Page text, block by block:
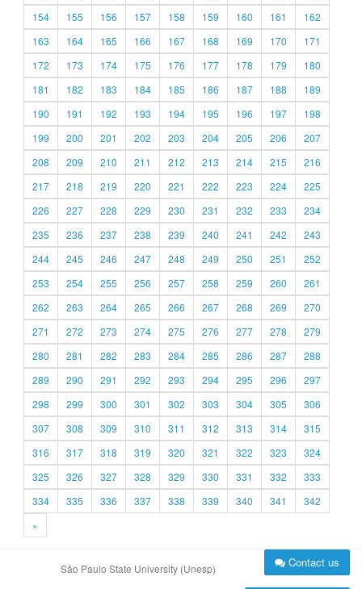
154
155 156 157 158 159 160 161
162
163
164 165 166 167 168 169 170
171
172
173 174 175 176 177 178 179
180
181
182 183 184 185 186 187 188
189
190
191 192 193 194 195 196 197
198
199
200 201 202 203 204 205 206
207
208
209 210 211 212 213 214 215
216
217
218 219 220 221 222 223 224
225
226
227 228 229 230 231 232 233
234
235
236 237 238 239 240 241 242
243
244
245 246 247 248 249 250 251
252
253
254 255 256 257 258 259 260
261
262
263 264 265 266 267 268 269
270
271
272 273 274 275 276 277 278
279
280
281 282 283 284 285 286 287
288
289
290 291 292 293 294 295 296
297
298
299 300 301 302 303 304 305
306
307
308 309 310 311 312 313 314
315
316
317 318 319 320 321 322 323
324
325
326 327 328 329 330 331 332
333
334
335 336 337 338 339 340 341
342
»
São Paulo State University (Unesp) Contact us